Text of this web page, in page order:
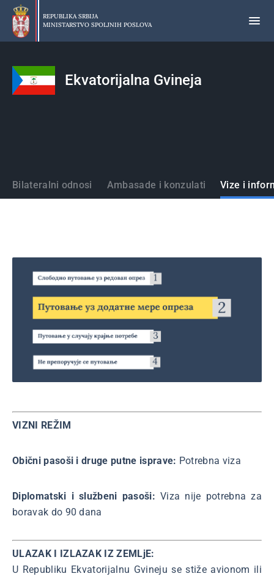
Preskoči
glavni
deo
REPUBLIKA SRBIJA
MINISTARSTVO SPOLJNIH POSLOVA
Ekvatorijalna Gvineja
Države
Bilateralni odnosi Ambasade i konzulati Vize i
VIZNI REŽIM
Obični pasoši i druge putne isprave: Potrebna viza
Diplomatski i službeni pasoši: Viza nije potrebna za
boravak do 90 dana
ULAZAK I IZLAZAK IZ ZEMLjE:
U Republiku Ekvatorijalnu Gvineju se stiže avionom ili